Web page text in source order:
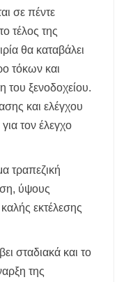
σε πέντε
τέλος της
θα καταβάλει
τόκων και
ξενοδοχείου.
και ελέγχου
για τον έλεγχο
τραπεζική
ύψους
εκτέλεσης
σταδιακά και το
της